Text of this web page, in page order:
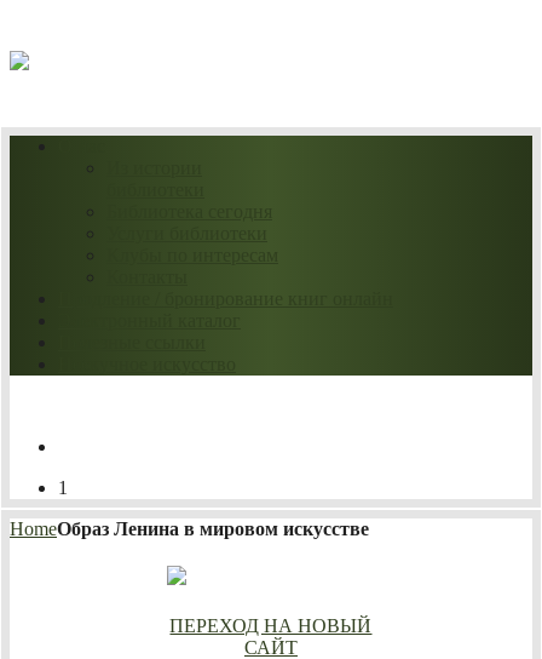
1
HomeОбраз Ленина в мировом искусстве
ПЕРЕХОД НА НОВЫЙ
САЙТ